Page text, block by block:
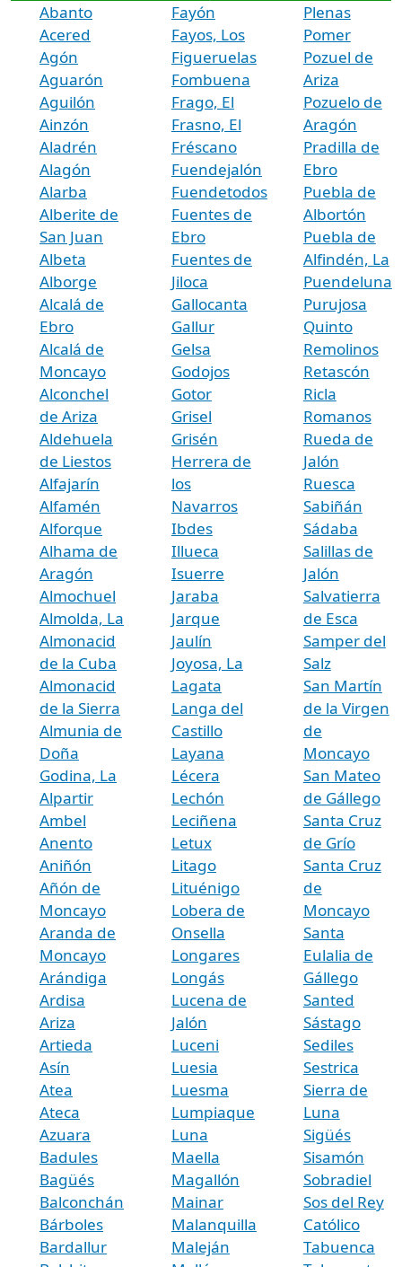
Abanto
Acered
Agón
Aguarón
Aguilón
Ainzón
Aladrén
Alagón
Alarba
Alberite de
San Juan
Albeta
Alborge
Alcalá de
Ebro
Alcalá de
Moncayo
Alconchel
de Ariza
Aldehuela
de Liestos
Alfajarín
Alfamén
Alforque
Alhama de
Aragón
Almochuel
Almolda, La
Almonacid
de la Cuba
Almonacid
de la Sierra
Almunia de
Doña
Godina, La
Alpartir
Ambel
Anento
Aniñón
Añón de
Moncayo
Aranda de
Moncayo
Arándiga
Ardisa
Ariza
Artieda
Asín
Atea
Ateca
Azuara
Badules
Bagüés
Balconchán
Bárboles
Bardallur
Fayón
Fayos, Los
Figueruelas
Fombuena
Frago, El
Frasno, El
Fréscano
Fuendejalón
Fuendetodos
Fuentes de
Ebro
Fuentes de
Jiloca
Gallocanta
Gallur
Gelsa
Godojos
Gotor
Grisel
Grisén
Herrera de
los
Navarros
Ibdes
Illueca
Isuerre
Jaraba
Jarque
Jaulín
Joyosa, La
Lagata
Langa del
Castillo
Layana
Lécera
Lechón
Leciñena
Letux
Litago
Lituénigo
Lobera de
Onsella
Longares
Longás
Lucena de
Jalón
Luceni
Luesia
Luesma
Lumpiaque
Luna
Maella
Magallón
Mainar
Malanquilla
Maleján
Plenas
Pomer
Pozuel de
Ariza
Pozuelo de
Aragón
Pradilla de
Ebro
Puebla de
Albortón
Puebla de
Alfindén, La
Puendeluna
Purujosa
Quinto
Remolinos
Retascón
Ricla
Romanos
Rueda de
Jalón
Ruesca
Sabiñán
Sádaba
Salillas de
Jalón
Salvatierra
de Esca
Samper del
Salz
San Martín
de la Virgen
de
Moncayo
San Mateo
de Gállego
Santa Cruz
de Grío
Santa Cruz
de
Moncayo
Santa
Eulalia de
Gállego
Santed
Sástago
Sediles
Sestrica
Sierra de
Luna
Sigüés
Sisamón
Sobradiel
Sos del Rey
Católico
Tabuenca